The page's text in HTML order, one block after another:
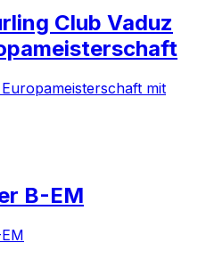
Club Vaduz
mit
B-EM